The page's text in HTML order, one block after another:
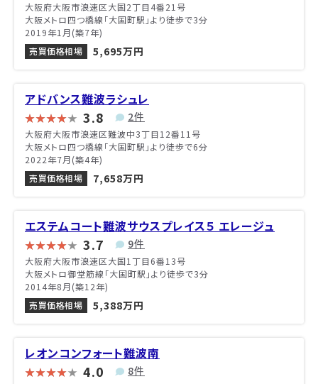
大阪府大阪市浪速区大国2丁目4番21号
大阪メトロ四つ橋線「大国町駅」より徒歩で3分
2019年1月(築7年)
売買価格相場
5,695万円
アドバンス難波ラシュレ
3.8 2件
大阪府大阪市浪速区難波中3丁目12番11号
大阪メトロ四つ橋線「大国町駅」より徒歩で6分
2022年7月(築4年)
売買価格相場
7,658万円
エステムコート難波サウスプレイス５ エレージュ
3.7 9件
大阪府大阪市浪速区大国1丁目6番13号
大阪メトロ御堂筋線「大国町駅」より徒歩で3分
2014年8月(築12年)
売買価格相場
5,388万円
レオンコンフォート難波南
4.0 8件